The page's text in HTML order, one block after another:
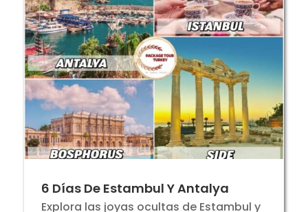
6 Días De Estambul Y Antalya
Explora las joyas ocultas de Estambul y